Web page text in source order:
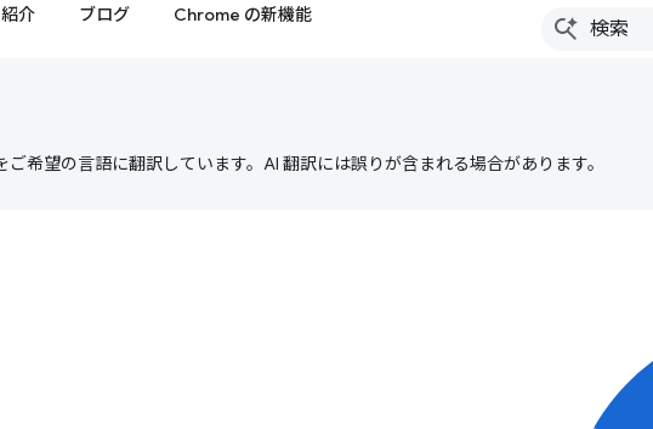
介 ブログ Chrome の新機能
希望の言語に翻訳しています。AI 翻訳には誤りが含まれる場合があります。